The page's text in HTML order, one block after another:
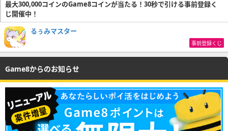
最大300,000コインのGame8コインが当たる！30秒で引ける事前登録く
じ開催中！
るぅみマスター
事前登録くじ
Game8からのお知らせ